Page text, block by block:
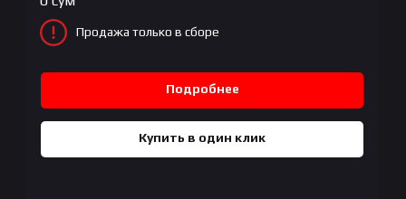
Продажа только в сборе
Подробнее
Купить в один клик